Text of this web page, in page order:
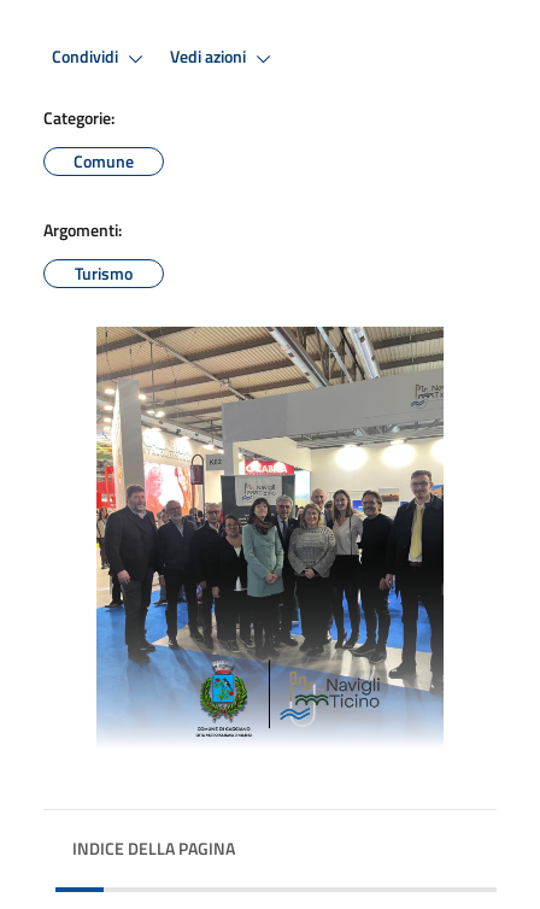
Condividi Vedi azioni
Categorie:
Comune
Argomenti:
Turismo
INDICE DELLA PAGINA